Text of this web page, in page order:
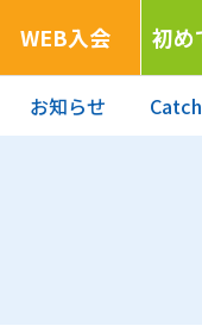
WEB入会 初め
お知らせ